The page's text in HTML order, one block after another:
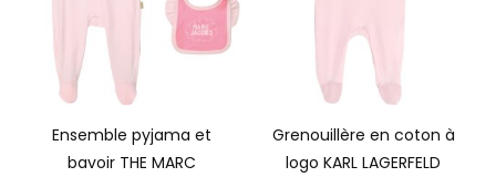
Ensemble pyjama et
bavoir THE MARC
Grenouillère en coton à
logo KARL LAGERFELD